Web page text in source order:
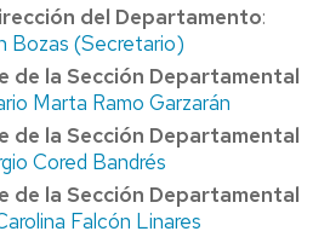
del Departamento:
Bozas (Secretario)
de la Sección Departamental
Marta Ramo Garzarán
de la Sección Departamental
Cored Bandrés
de la Sección Departamental
Falcón Linares